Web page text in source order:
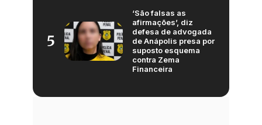
5
‘São falsas as
afirmações’, diz
defesa de advogada
de Anápolis presa por
suposto esquema
contra Zema
Financeira